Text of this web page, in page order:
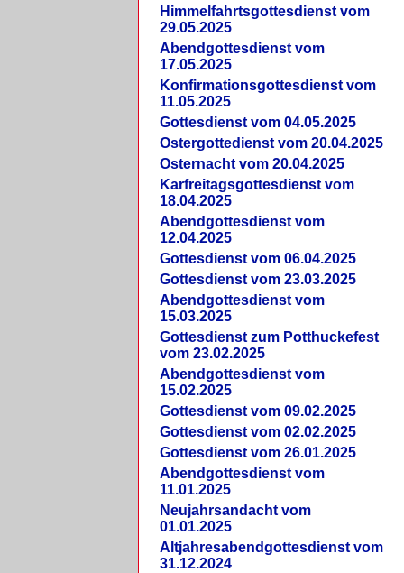
Himmelfahrtsgottesdienst vom
29.05.2025
Abendgottesdienst vom
17.05.2025
Konfirmationsgottesdienst vom
11.05.2025
Gottesdienst vom 04.05.2025
Ostergottedienst vom 20.04.2025
Osternacht vom 20.04.2025
Karfreitagsgottesdienst vom
18.04.2025
Abendgottesdienst vom
12.04.2025
Gottesdienst vom 06.04.2025
Gottesdienst vom 23.03.2025
Abendgottesdienst vom
15.03.2025
Gottesdienst zum Potthuckefest
vom 23.02.2025
Abendgottesdienst vom
15.02.2025
Gottesdienst vom 09.02.2025
Gottesdienst vom 02.02.2025
Gottesdienst vom 26.01.2025
Abendgottesdienst vom
11.01.2025
Neujahrsandacht vom
01.01.2025
Altjahresabendgottesdienst vom
31.12.2024